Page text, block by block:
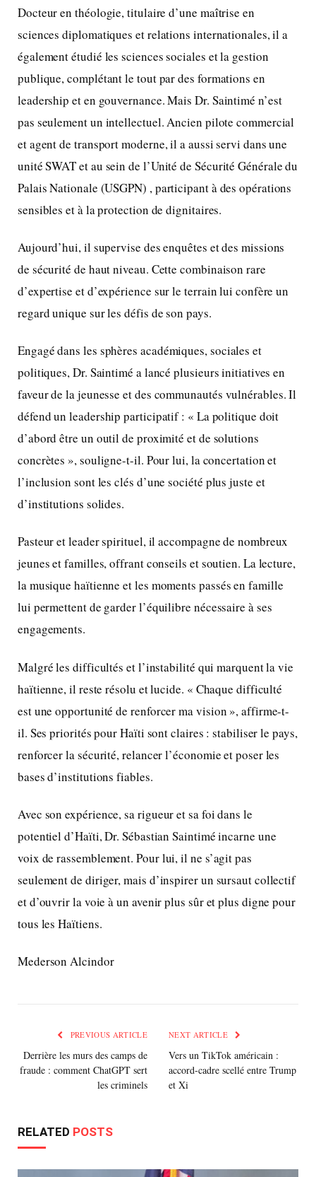
Docteur en théologie, titulaire d’une maîtrise en
sciences diplomatiques et relations internationales, il a
également étudié les sciences sociales et la gestion
publique, complétant le tout par des formations en
leadership et en gouvernance. Mais Dr. Saintimé n’est
pas seulement un intellectuel. Ancien pilote commercial
et agent de transport moderne, il a aussi servi dans une
unité SWAT et au sein de l’Unité de Sécurité Générale du
Palais Nationale (USGPN) , participant à des opérations
sensibles et à la protection de dignitaires.
Aujourd’hui, il supervise des enquêtes et des missions
de sécurité de haut niveau. Cette combinaison rare
d’expertise et d’expérience sur le terrain lui confère un
regard unique sur les défis de son pays.
Engagé dans les sphères académiques, sociales et
politiques, Dr. Saintimé a lancé plusieurs initiatives en
faveur de la jeunesse et des communautés vulnérables. Il
défend un leadership participatif : « La politique doit
d’abord être un outil de proximité et de solutions
concrètes », souligne-t-il. Pour lui, la concertation et
l’inclusion sont les clés d’une société plus juste et
d’institutions solides.
Pasteur et leader spirituel, il accompagne de nombreux
jeunes et familles, offrant conseils et soutien. La lecture,
la musique haïtienne et les moments passés en famille
lui permettent de garder l’équilibre nécessaire à ses
engagements.
Malgré les difficultés et l’instabilité qui marquent la vie
haïtienne, il reste résolu et lucide. « Chaque difficulté
est une opportunité de renforcer ma vision », affirme-t-
il. Ses priorités pour Haïti sont claires : stabiliser le pays,
renforcer la sécurité, relancer l’économie et poser les
bases d’institutions fiables.
Avec son expérience, sa rigueur et sa foi dans le
potentiel d’Haïti, Dr. Sébastian Saintimé incarne une
voix de rassemblement. Pour lui, il ne s’agit pas
seulement de diriger, mais d’inspirer un sursaut collectif
et d’ouvrir la voie à un avenir plus sûr et plus digne pour
tous les Haïtiens.
Mederson Alcindor
PREVIOUS ARTICLE
Derrière les murs des camps de
fraude : comment ChatGPT sert
les criminels
NEXT ARTICLE
Vers un TikTok américain :
accord-cadre scellé entre Trump
et Xi
RELATED POSTS